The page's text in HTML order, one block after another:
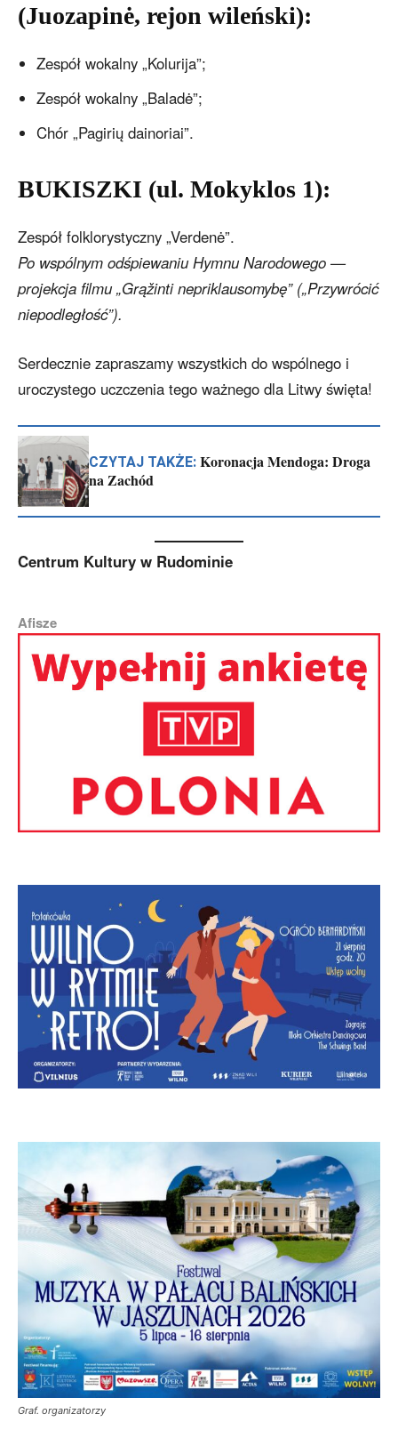
(Juozapinė, rejon wileński):
Zespół wokalny „Kolurija”;
Zespół wokalny „Baladė”;
Chór „Pagirių dainoriai”.
BUKISZKI (ul. Mokyklos 1):
Zespół folklorystyczny „Verdenė”.
Po wspólnym odśpiewaniu Hymnu Narodowego —
projekcja filmu „Grąžinti nepriklausomybę” („Przywrócić
niepodległość”).
Serdecznie zapraszamy wszystkich do wspólnego i
uroczystego uczczenia tego ważnego dla Litwy święta!
CZYTAJ TAKŻE: Koronacja Mendoga: Droga
na Zachód
Centrum Kultury w Rudominie
Afisze
Graf. organizatorzy